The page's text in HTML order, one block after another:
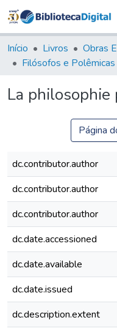
Início Livros
Obras
La philosophie
Página
dc.contributor.author
dc.contributor.author
dc.contributor.author
dc.date.accessioned
dc.date.available
dc.date.issued
dc.description.extent